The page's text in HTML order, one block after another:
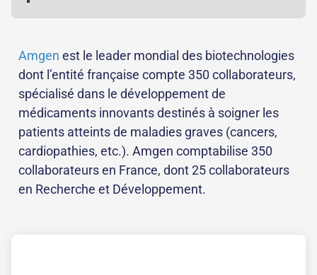
Amgen est le leader mondial des biotechnologies
dont l’entité française compte 350 collaborateurs,
spécialisé dans le développement de
médicaments innovants destinés à soigner les
patients atteints de maladies graves (cancers,
cardiopathies, etc.). Amgen comptabilise 350
collaborateurs en France, dont 25 collaborateurs
en Recherche et Développement.